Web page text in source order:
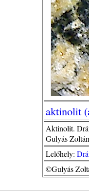
aktinolit
Aktinolit.
Gulyás
Lelőhely:
©Gulyás